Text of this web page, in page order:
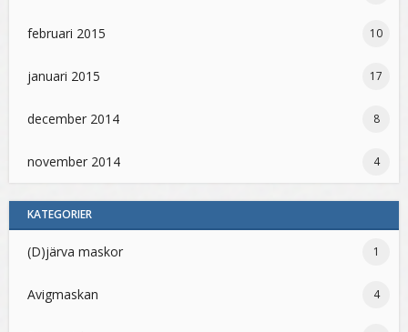
februari 2015 10
januari 2015 17
december 2014 8
november 2014 4
KATEGORIER
(D)järva maskor 1
Avigmaskan 4